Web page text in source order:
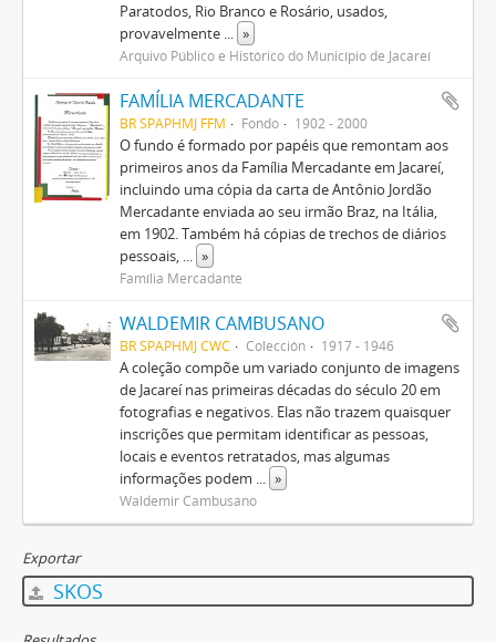
Paratodos, Rio Branco e Rosário, usados,
provavelmente ... »
Arquivo Público e Histórico do Município de Jacareí
FAMÍLIA MERCADANTE
BR SPAPHMJ FFM Fondo 1902 - 2000
O fundo é formado por papéis que remontam aos
primeiros anos da Família Mercadante em Jacareí,
incluindo uma cópia da carta de Antônio Jordão
Mercadante enviada ao seu irmão Braz, na Itália,
em 1902. Também há cópias de trechos de diários
pessoais, ... »
Família Mercadante
WALDEMIR CAMBUSANO
BR SPAPHMJ CWC Colección 1917 - 1946
A coleção compõe um variado conjunto de imagens
de Jacareí nas primeiras décadas do século 20 em
fotografias e negativos. Elas não trazem quaisquer
inscrições que permitam identificar as pessoas,
locais e eventos retratados, mas algumas
informações podem ... »
Waldemir Cambusano
Exportar
SKOS